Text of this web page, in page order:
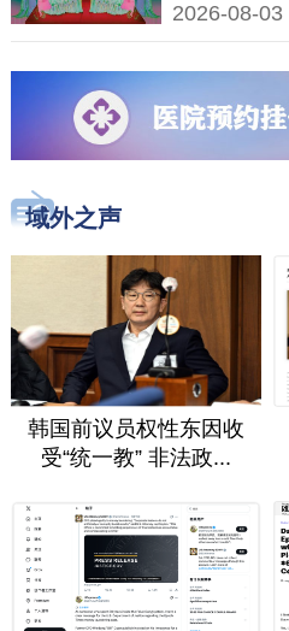
2026-08-03
域外之声
韩国前议员权性东因收
受“统一教” 非法政...